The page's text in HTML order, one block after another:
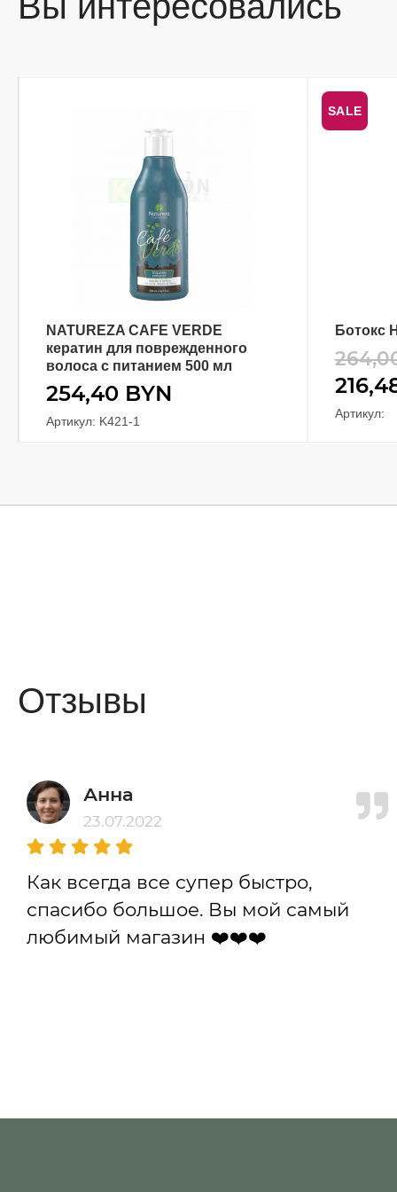
В КОРЗИНУ
NATUREZA CAFE VERDE
кератин для поврежденного
волоса с питанием 500 мл
254,40 BYN
Артикул: K421-1
SALE
Ботокс
Артикул:
Отзывы
Анна
23.07.2022
Как всегда все супер быстро,
спасибо большое. Вы мой самый
любимый магазин ❤️❤️❤️